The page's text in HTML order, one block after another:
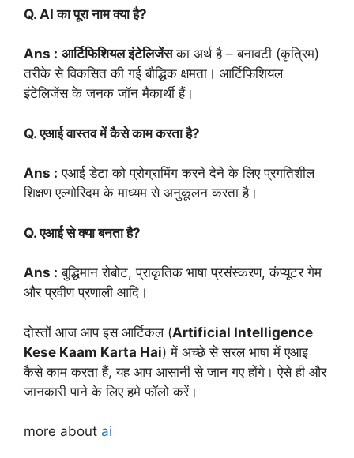
Q. AI का पूरा नाम क्या है?
Ans : आर्टिफिशियल इंटेलिजेंसका अर्थ है – बनावटी (कृत्रिम)
तरीके से विकसित की गई बौद्धिक क्षमता। आर्टिफिशियल
इंटेलिजेंस के जनक जॉन मैकार्थी हैं।
Q. एआई वास्तव में कैसे काम करता है?
Ans : एआई डेटा को प्रोग्रामिंग करने देने के लिए प्रगतिशील
शिक्षण एल्गोरिदम के माध्यम से अनुकूलन करता है।
Q. एआई से क्या बनता है?
Ans : बुद्धिमान रोबोट, प्राकृतिक भाषा प्रसंस्करण, कंप्यूटर गेम
और प्रवीण प्रणाली आदि।
दोस्तों आज आप इस आर्टिकल (Artificial Intelligence
Kese Kaam Karta Hai) में अच्छे से सरल भाषा में एआइ
कैसे काम करता हैं, यह आप आसानी से जान गए होंगे। ऐसे ही और
जानकारी पाने के लिए हमे फॉलो करें।
more about ai